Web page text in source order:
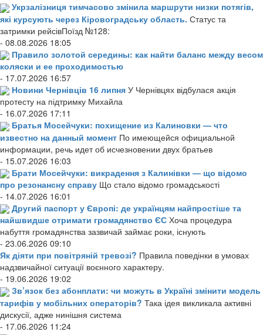
Укрзалізниця тимчасово змінила маршрути низки потягів,
які курсують через Кіровоградську область. Статус та
затримки рейсівПоїзд №128:
- 08.08.2026 18:05
Правило золотой середины: как найти баланс между весом
коляски и ее проходимостью
- 17.07.2026 16:57
Новини Чернівців 16 липня У Чернівцях відбулася акція
протесту на підтримку Михайла
- 16.07.2026 17:11
Братья Мосейчуки: похищение из Калиновки — что
известно на данный момент По имеющейся официальной
информации, речь идет об исчезновении двух братьев
- 15.07.2026 16:03
Брати Мосейчуки: викрадення з Калинівки — що відомо
про резонансну справу Що стало відомо громадськості
- 14.07.2026 16:01
Другий паспорт у Європі: де українцям найпростіше та
найшвидше отримати громадянство ЄС Хоча процедура
набуття громадянства зазвичай займає роки, існують
- 23.06.2026 09:10
Як діяти при повітряній тревозі? Правила поведінки в умовах
надзвичайної ситуації воєнного характеру.
- 19.06.2026 19:02
Зв’язок без абонплати: чи можуть в Україні змінити модель
тарифів у мобільних операторів? Така ідея викликала активні
дискусії, адже нинішня система
- 17.06.2026 11:24